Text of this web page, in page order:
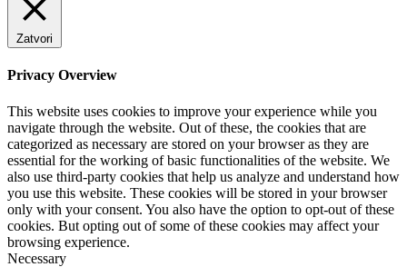
Zatvori
Privacy Overview
This website uses cookies to improve your experience while you
navigate through the website. Out of these, the cookies that are
categorized as necessary are stored on your browser as they are
essential for the working of basic functionalities of the website. We
also use third-party cookies that help us analyze and understand how
you use this website. These cookies will be stored in your browser
only with your consent. You also have the option to opt-out of these
cookies. But opting out of some of these cookies may affect your
browsing experience.
Necessary